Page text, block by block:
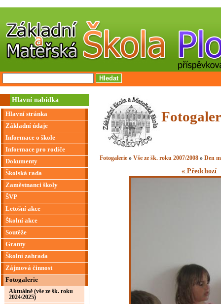
Hlavní nabídka
Hlavní stránka
Základní údaje
Informace o škole
Informace pro rodiče
Dokumenty
Školská rada
Zaměstnanci školy
ŠVP
Letošní akce
Školní akce
Soutěže
Granty
Školní zahrada
Zájmová činnost
Fotogalerie
Aktuálně (vše ze šk. roku
2024/2025)
Fotogalerie »Vše ze šk. roku 2007/2008 »Den
« Předchozí